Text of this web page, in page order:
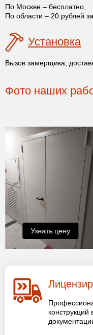
По Москве – бесплатно,
По области – 20 рублей
Установка
Вызов замерщика,
Фото наших
Узнать цену